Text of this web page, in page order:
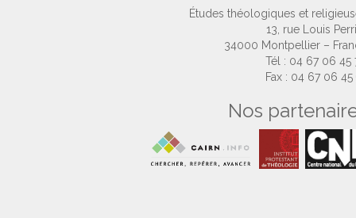
Études théologiques et
13, rue Louis
34000 Montpellier –
Tél : 04 67 06 45
Fax : 04 67 06 45
Nos